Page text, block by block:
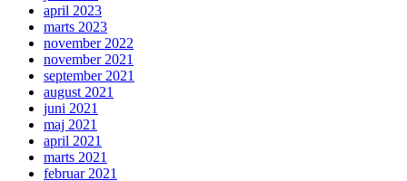
april 2023
marts 2023
november 2022
november 2021
september 2021
august 2021
juni 2021
maj 2021
april 2021
marts 2021
februar 2021